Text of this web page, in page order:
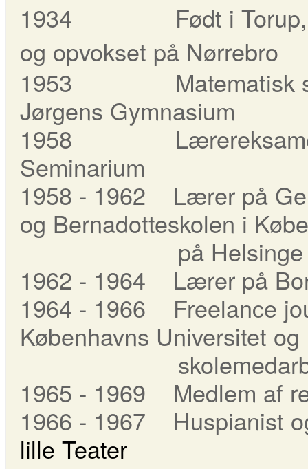
1934 Født i Torup,
og opvokset på Nørrebro
1953 Matematisk
Jørgens Gymnasium
1958
Seminarium
1958 - 1962 Lærer på
og Bernadotteskolen i
på Helsinge
1962 - 1964 Lærer på
1964 - 1966 Freelance
Københavns Universitet og
1965 - 1969 Medlem af
1966 - 1967 Huspianist
lille Teater